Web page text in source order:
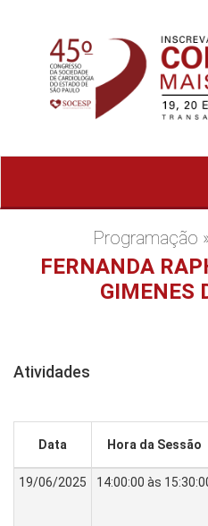
Programação
FERNANDA
GIMENES
Atividades
Data Hora da Sessão
19/06/2025
14:00:00 às